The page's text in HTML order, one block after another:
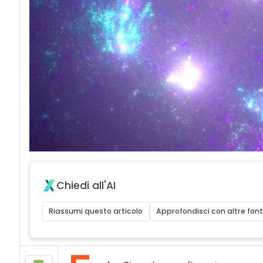
Chiedi all'AI
Riassumi questo articolo Approfondisci con altre